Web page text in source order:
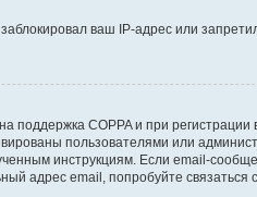
ваш IP-адрес или
COPPA и при регистрации
пользователями или
инструкциям. Если email-
адрес email, попробуйте связаться